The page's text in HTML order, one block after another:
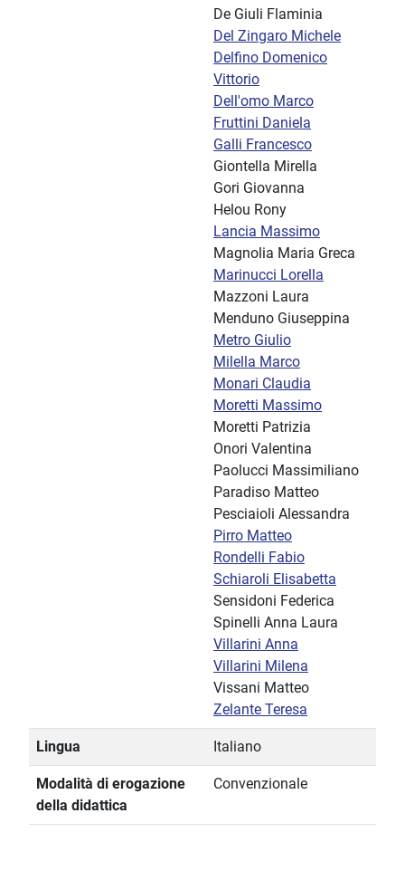
De Giuli Flaminia
Del Zingaro Michele
Delfino Domenico
Vittorio
Dell'omo Marco
Fruttini Daniela
Galli Francesco
Giontella Mirella
Gori Giovanna
Helou Rony
Lancia Massimo
Magnolia Maria Greca
Marinucci Lorella
Mazzoni Laura
Menduno Giuseppina
Metro Giulio
Milella Marco
Monari Claudia
Moretti Massimo
Moretti Patrizia
Onori Valentina
Paolucci Massimiliano
Paradiso Matteo
Pesciaioli Alessandra
Pirro Matteo
Rondelli Fabio
Schiaroli Elisabetta
Sensidoni Federica
Spinelli Anna Laura
Villarini Anna
Villarini Milena
Vissani Matteo
Zelante Teresa
Lingua Italiano
Modalità di erogazione
della didattica
Convenzionale